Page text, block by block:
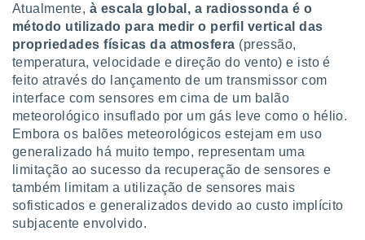
ao
através
nós e
únicos
para
e
como a
Atualmente, à escala global, a radiossonda é o
método utilizado para medir o perfil vertical das
propriedades físicas da atmosfera (pressão,
temperatura, velocidade e direção do vento) e isto é
feito através do lançamento de um transmissor com
interface com sensores em cima de um balão
meteorológico insuflado por um gás leve como o hélio.
Embora os balões meteorológicos estejam em uso
generalizado há muito tempo, representam uma
limitação ao sucesso da recuperação de sensores e
também limitam a utilização de sensores mais
sofisticados e generalizados devido ao custo implícito
subjacente envolvido.